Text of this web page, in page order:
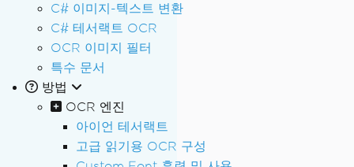
C# 이미지-텍스트 변환
C# 테서랙트 OCR
OCR 이미지 필터
특수 문서
방법
OCR 엔진
아이언 테서랙트
고급 읽기용 OCR 구성